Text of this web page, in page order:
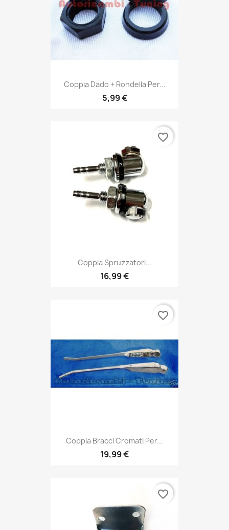
Coppia Dado + Rondella Per...
5,99 €
Coppia Spruzzatori...
16,99 €
favorite_border
Coppia Bracci Cromati Per...
19,99 €
favorite_border
favorite_border